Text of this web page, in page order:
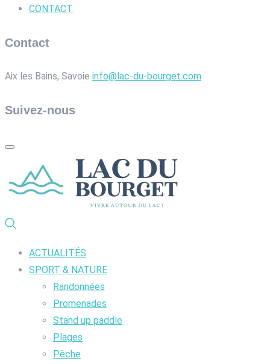
CONTACT
Contact
Aix les Bains, Savoie info@lac-du-bourget.com
Suivez-nous
ACTUALITÉS
SPORT & NATURE
Randonnées
Promenades
Stand up paddle
Plages
Pêche